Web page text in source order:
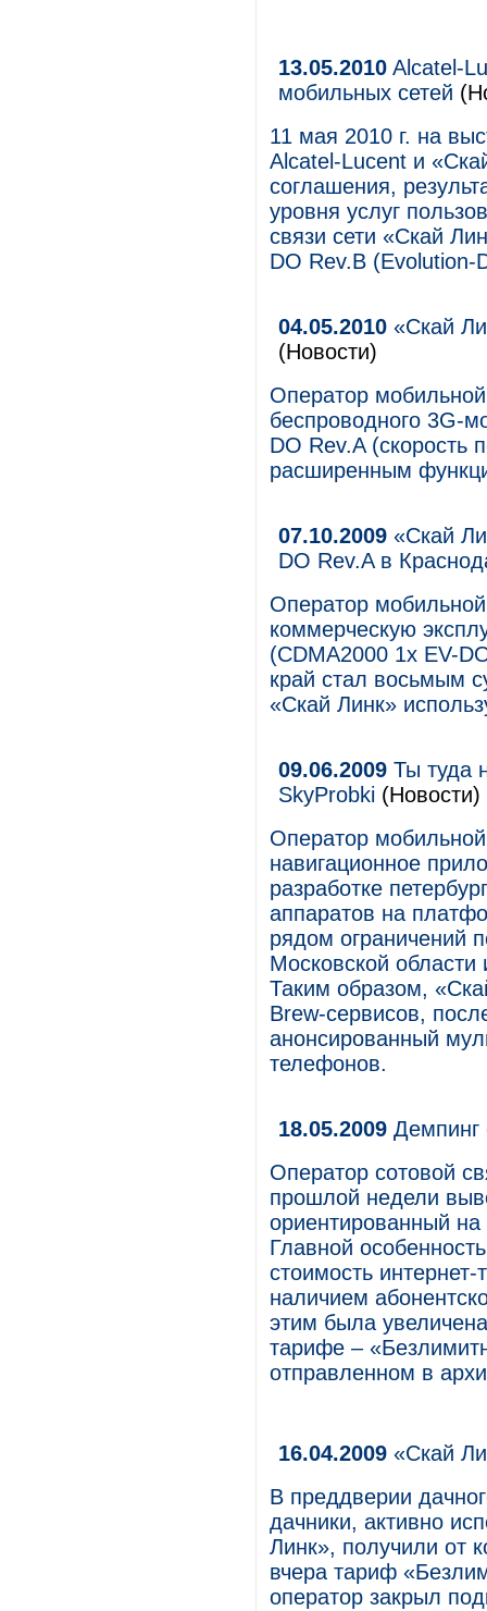
13.05.2010 Alcatel-
мобильных сетей
11 мая 2010 г. на
Alcatel-Lucent и
соглашения,
уровня услуг
связи сети «Скай
DO Rev.B (Evolution-
04.05.2010 «Скай
(Новости)
Оператор
беспроводного 3G-
DO Rev.A (скорость
расширенным
07.10.2009 «Скай
DO Rev.A в
Оператор
коммерческую
(CDMA2000 1x EV-
край стал восьмым
«Скай Линк»
09.06.2009 Ты туда
SkyProbki (Новости)
Оператор
навигационное
разработке
аппаратов на
рядом ограничений
Московской области
Таким образом,
Brew-сервисов,
анонсированный
телефонов.
18.05.2009 Демпинг
Оператор сотовой
прошлой недели
ориентированный на
Главной
стоимость
наличием
этим была
тарифе –
отправленном в
16.04.2009 «Скай
В преддверии
дачники, активно
Линк», получили от
вчера тариф
оператор закрыл